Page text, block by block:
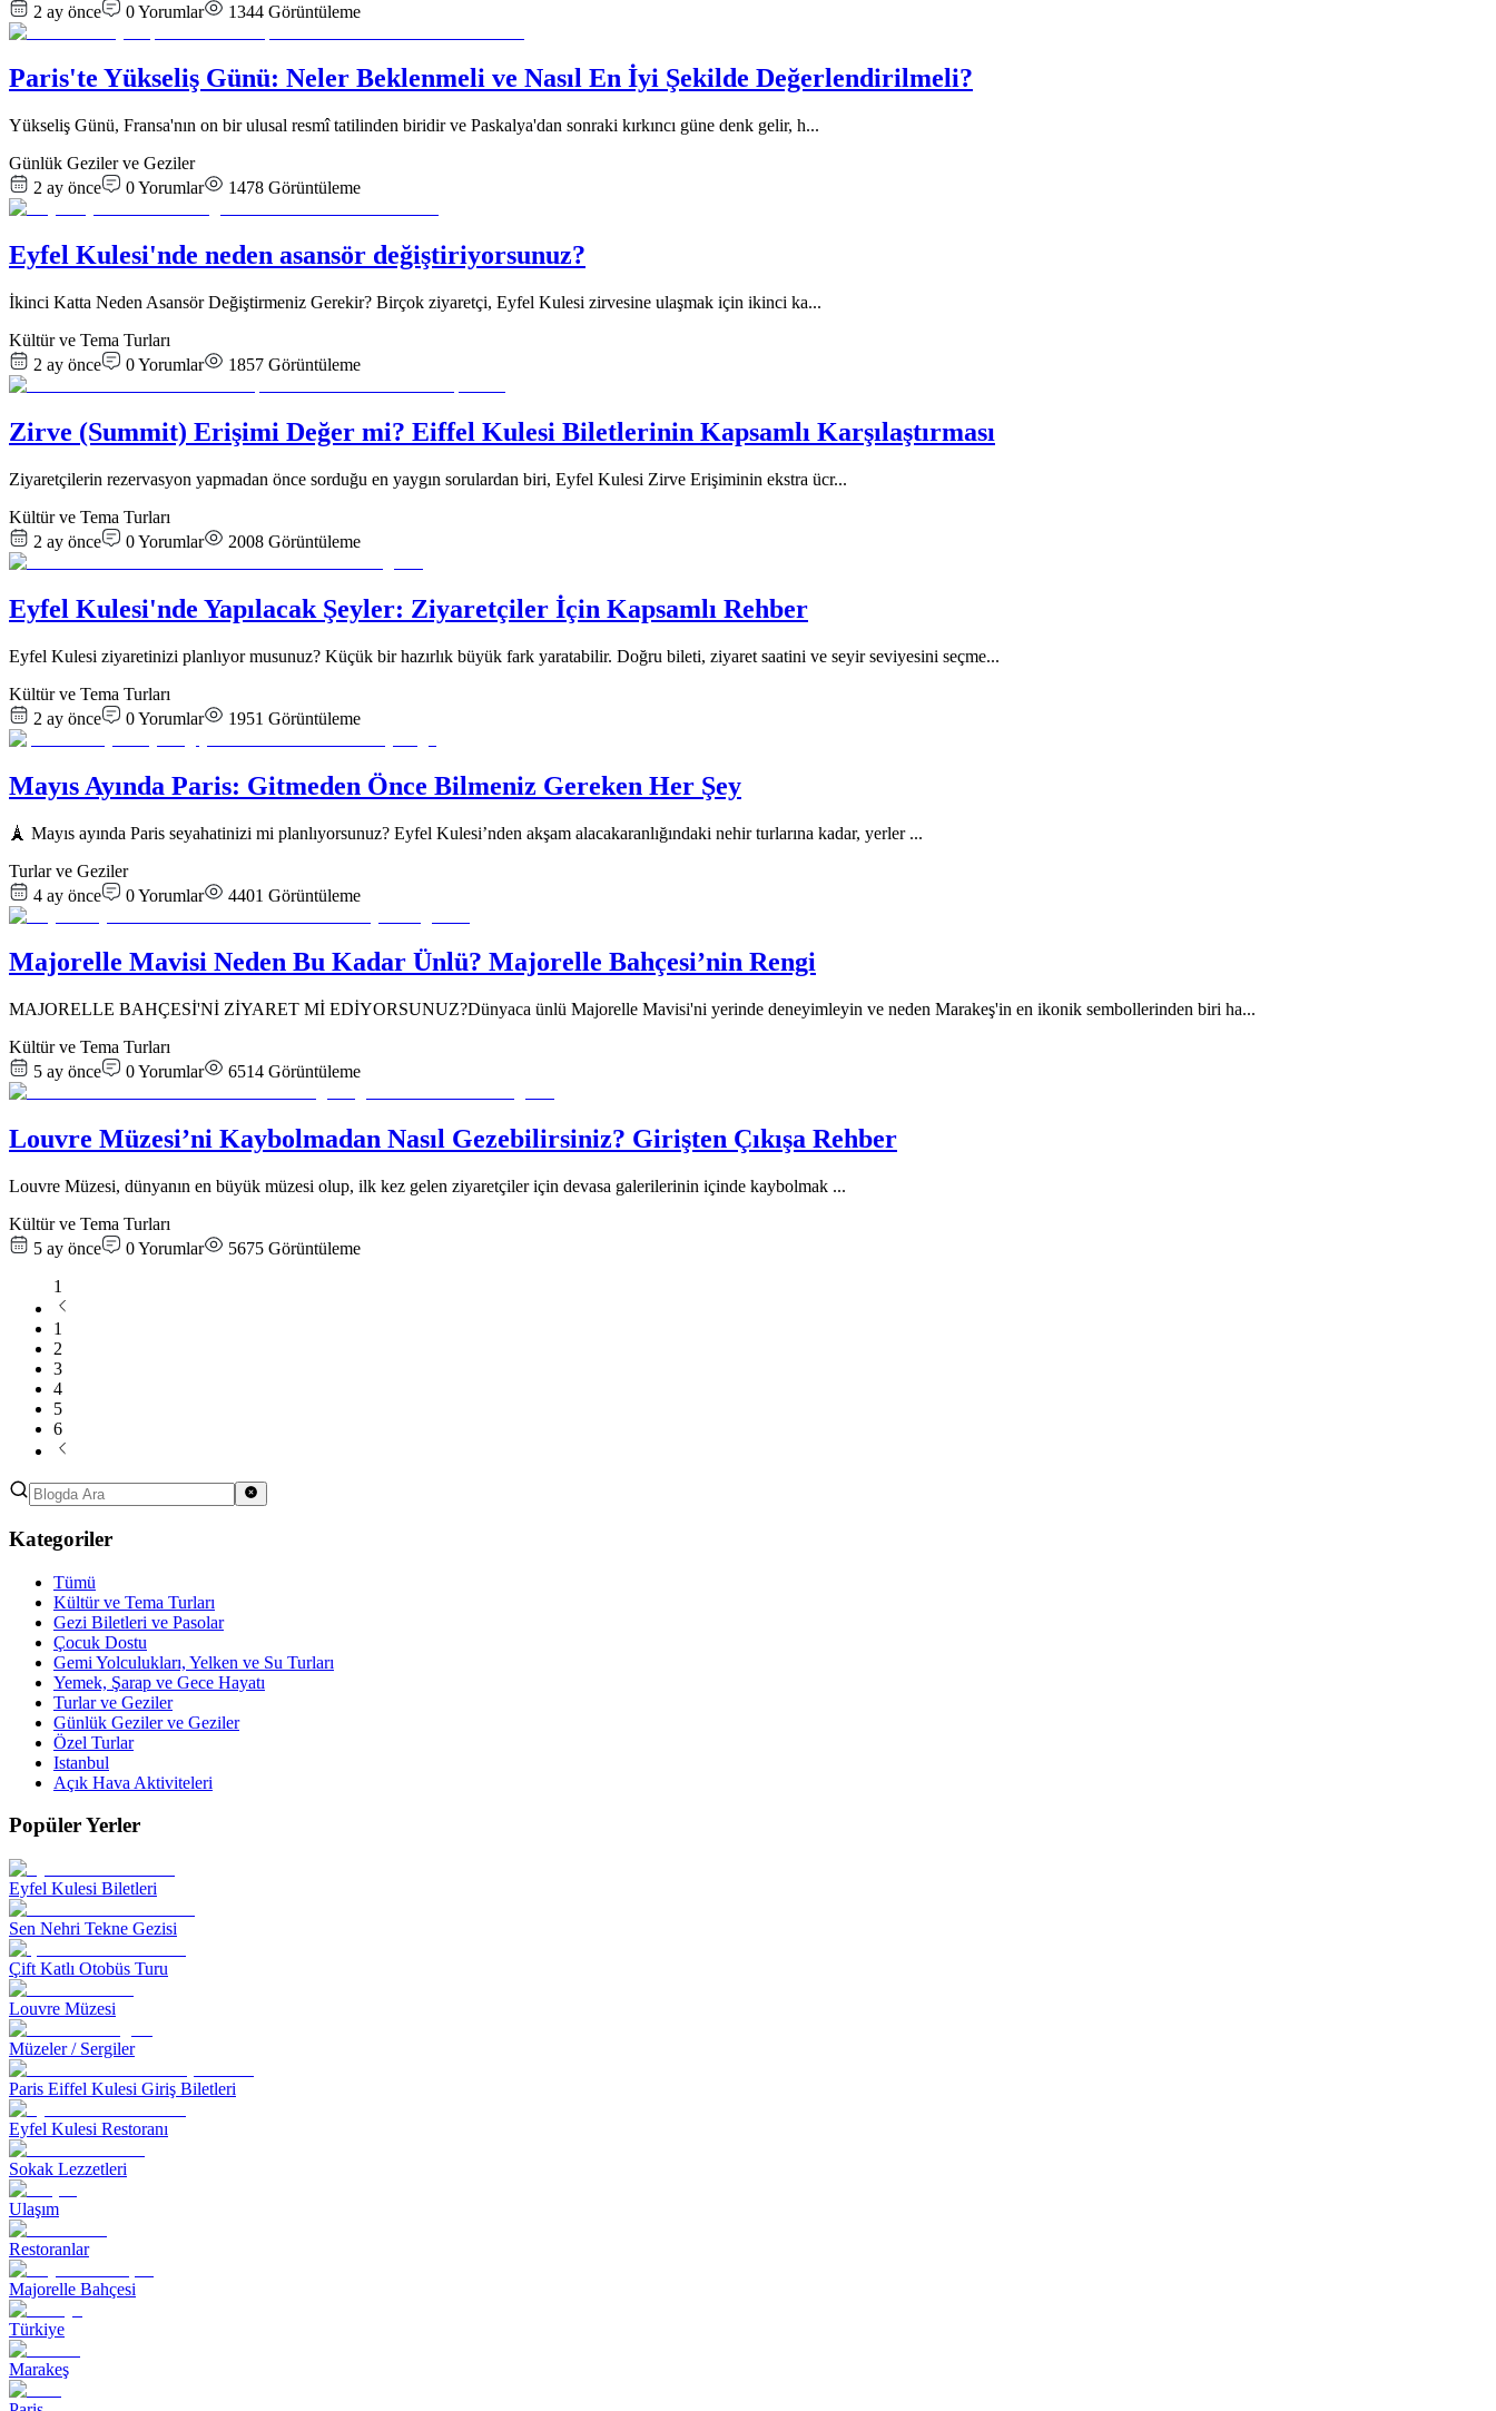
2 ay önce
0Yorumlar 1344 Görüntüleme
Paris'te Yükseliş Günü: Neler Beklenmeli ve Nasıl En İyi Şekilde Değerlendirilmeli?
Yükseliş Günü, Fransa'nın on bir ulusal resmî tatilinden biridir ve Paskalya'dan sonraki kırkıncı güne denk gelir, h...
Günlük Geziler ve Geziler
2 ay önce
0Yorumlar 1478 Görüntüleme
Eyfel Kulesi'nde neden asansör değiştiriyorsunuz?
İkinci Katta Neden Asansör Değiştirmeniz Gerekir? Birçok ziyaretçi, Eyfel Kulesi zirvesine ulaşmak için ikinci ka...
Kültür ve Tema Turları
2 ay önce
0Yorumlar 1857 Görüntüleme
Zirve (Summit) Erişimi Değer mi? Eiffel Kulesi Biletlerinin Kapsamlı Karşılaştırması
Ziyaretçilerin rezervasyon yapmadan önce sorduğu en yaygın sorulardan biri, Eyfel Kulesi Zirve Erişiminin ekstra ücr...
Kültür ve Tema Turları
2 ay önce
0Yorumlar 2008 Görüntüleme
Eyfel Kulesi'nde Yapılacak Şeyler: Ziyaretçiler İçin Kapsamlı Rehber
Eyfel Kulesi ziyaretinizi planlıyor musunuz? Küçük bir hazırlık büyük fark yaratabilir. Doğru bileti, ziyaret saatini ve seyir seviyesini seçme...
Kültür ve Tema Turları
2 ay önce
0Yorumlar 1951 Görüntüleme
Mayıs Ayında Paris: Gitmeden Önce Bilmeniz Gereken Her Şey
🗼 Mayıs ayında Paris seyahatinizi mi planlıyorsunuz? Eyfel Kulesi’nden akşam alacakaranlığındaki nehir turlarına kadar, yerler ...
Turlar ve Geziler
4 ay önce
0Yorumlar 4401 Görüntüleme
Majorelle Mavisi Neden Bu Kadar Ünlü? Majorelle Bahçesi’nin Rengi
MAJORELLE BAHÇESİ'Nİ ZİYARET Mİ EDİYORSUNUZ?Dünyaca ünlü Majorelle Mavisi'ni yerinde deneyimleyin ve neden Marakeş'in en ikonik sembollerinden biri ha...
Kültür ve Tema Turları
5 ay önce
0Yorumlar 6514 Görüntüleme
Louvre Müzesi’ni Kaybolmadan Nasıl Gezebilirsiniz? Girişten Çıkışa Rehber
Louvre Müzesi, dünyanın en büyük müzesi olup, ilk kez gelen ziyaretçiler için devasa galerilerinin içinde kaybolmak ...
Kültür ve Tema Turları
5 ay önce
0Yorumlar 5675 Görüntüleme
1
1
2
3
4
5
6
Kategoriler
Tümü
Kültür ve Tema Turları
Gezi Biletleri ve Pasolar
Çocuk Dostu
Gemi Yolculukları, Yelken ve Su Turları
Yemek, Şarap ve Gece Hayatı
Turlar ve Geziler
Günlük Geziler ve Geziler
Özel Turlar
Istanbul
Açık Hava Aktiviteleri
Popüler Yerler
Eyfel Kulesi Biletleri
Sen Nehri Tekne Gezisi
Çift Katlı Otobüs Turu
Louvre Müzesi
Müzeler / Sergiler
Paris Eiffel Kulesi Giriş Biletleri
Eyfel Kulesi Restoranı
Sokak Lezzetleri
Ulaşım
Restoranlar
Majorelle Bahçesi
Türkiye
Marakeş